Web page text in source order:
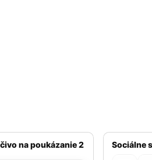
na poukázanie 2
Sociálne